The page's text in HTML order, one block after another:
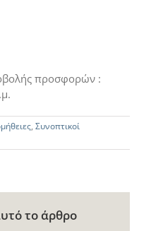
προσφορών :
, Συνοπτικοί
το άρθρο